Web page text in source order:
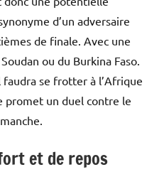
d’un adversaire
de finale. Avec une
ou du Burkina Faso.
se frotter à l’Afrique
promet un duel contre le
et de repos